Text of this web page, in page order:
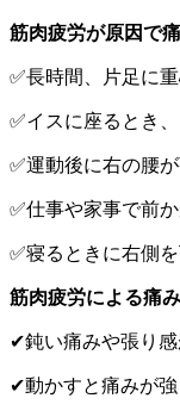
筋肉疲労が原因で
✅長時間、片足に
✅イスに座るとき
✅運動後に右の腰
✅仕事や家事で前
✅寝るときに右側
筋肉疲労による痛
✔鈍い痛みや張り感
✔動かすと痛みが強